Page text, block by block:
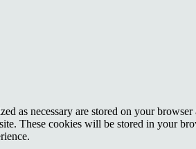
as necessary are stored on your browser
These cookies will be stored in your